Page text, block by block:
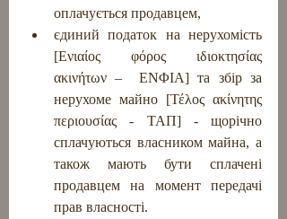
оплачується продавцем,
єдиний податок на нерухомість
[Ενιαίος φόρος ιδιοκτησίας
ακινήτων –  ΕΝΦΙΑ] та збір за
нерухоме майно [Τέλος ακίνητης
περιουσίας - ΤΑΠ] - щорічно
сплачуються власником майна, а
також мають бути сплачені
продавцем на момент передачі
прав власності.